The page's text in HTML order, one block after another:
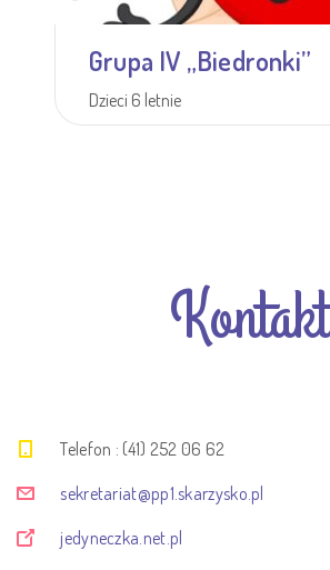
Grupa IV „Biedronki”
Dzieci 6 letnie
Kontakt
Telefon : (41) 252 06 62
sekretariat@pp1.skarzysko.pl
jedyneczka.net.pl